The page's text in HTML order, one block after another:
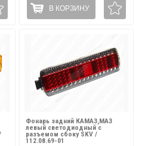
В КОРЗИНУ
Фонарь задний КАМАЗ,МАЗ
левый светодиодный с
разъемом сбоку SKV /
112.08.69-01